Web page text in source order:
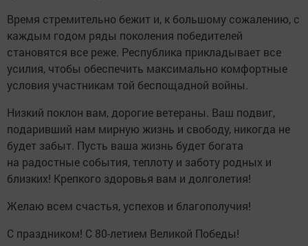
Время стремительно бежит и, к большому сожалению, с
каждым годом ряды поколения победителей
становятся все реже. Республика прикладывает все
усилия, чтобы обеспечить максимально комфортные
условия участникам той беспощадной войны.
Низкий поклон вам, дорогие ветераны. Ваш подвиг,
подаривший нам мирную жизнь и свободу, никогда не
будет забыт. Пусть ваша жизнь будет богата
на радостные события, теплоту и заботу родных и
близких! Крепкого здоровья вам и долголетия!
Желаю всем счастья, успехов и благополучия!
С праздником! С 80-летием Великой Победы!